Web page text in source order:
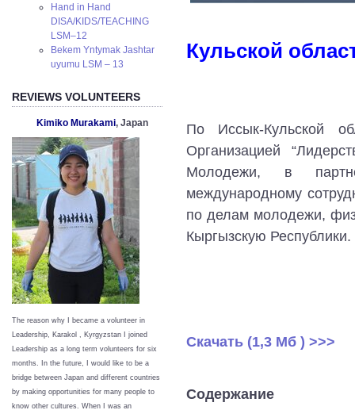
Hand in Hand
DISA/KIDS/TEACHING
LSM–12
Bekem Yntymak Jashtar
uyumu LSM – 13
REVIEWS VOLUNTEERS
Kimiko Murakami, Japan
The reason why I became a volunteer in
Leadership, Karakol , Kyrgyzstan I joined
Leadership as a long term volunteers for six
months. In the future, I would like to be a
bridge between Japan and different countries
by making opportunities for many people to
know other cultures. When I was an
Кульской
По Иссык-Кульской
Организацией
Молодежи, в
международному
по делам молодежи,
Кыргызскую Республики.
Cкачать (1,3 Мб ) >>>
Содержание